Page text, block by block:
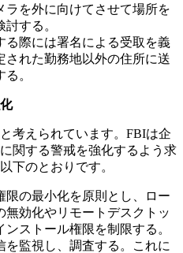
ラを外に向けてさせて場所を
する。
る際には署名による受取を義
された勤務地以外の住所に送
。
考えられています。 FBIは企
関する警戒を強化するよう求
下のとおりです。
限の最小化を原則とし、ロー
無効化やリモートデスクトッ
ストール権限を制限する。
を監視し、調査する。これに